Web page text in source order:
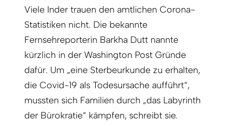
Viele Inder trauen den amtlichen Corona-
Statistiken nicht. Die bekannte
Fernsehreporterin Barkha Dutt nannte
kürzlich in der Washington Post Gründe
dafür. Um „eine Sterbeurkunde zu erhalten,
die Covid-19 als Todesursache aufführt“,
mussten sich Familien durch „das Labyrinth
der Bürokratie“ kämpfen, schreibt sie.